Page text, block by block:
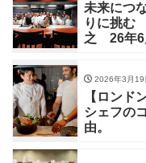
未来につ
りに挑む
之 26年6
2026年3月19
【ロンド
シェフの
由。